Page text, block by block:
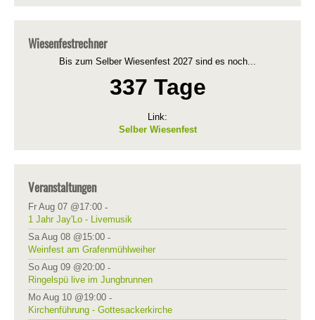
Wiesenfestrechner
Bis zum Selber Wiesenfest 2027 sind es noch...
337 Tage
Link:
Selber Wiesenfest
Veranstaltungen
Fr Aug 07 @17:00 -
1 Jahr Jay'Lo - Livemusik
Sa Aug 08 @15:00 -
Weinfest am Grafenmühlweiher
So Aug 09 @20:00 -
Ringelspü live im Jungbrunnen
Mo Aug 10 @19:00 -
Kirchenführung - Gottesackerkirche